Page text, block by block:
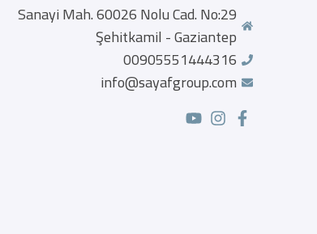
Sanayi Mah. 60026 Nolu Cad. No:29
Şehitkamil - Gaziantep
00905551444316
info@sayafgroup.com